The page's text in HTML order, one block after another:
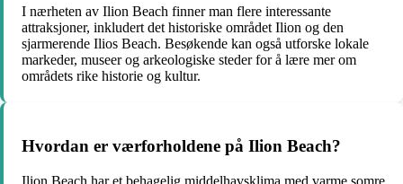
I nærheten av Ilion Beach finner man flere interessante
attraksjoner, inkludert det historiske området Ilion og den
sjarmerende Ilios Beach. Besøkende kan også utforske lokale
markeder, museer og arkeologiske steder for å lære mer om
områdets rike historie og kultur.
Hvordan er værforholdene på Ilion Beach?
Ilion Beach har et behagelig middelhavsklima med varme somre